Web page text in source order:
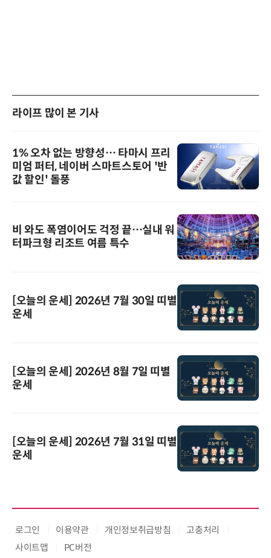
라이프 많이 본 기사
1% 오차 없는 방향성… 타마시 프리
미엄 퍼터, 네이버 스마트스토어 '반
값 할인' 돌풍
비 와도 폭염이어도 걱정 끝…실내 워
터파크형 리조트 여름 특수
[오늘의 운세] 2026년 7월 30일 띠별
운세
[오늘의 운세] 2026년 8월 7일 띠별
운세
[오늘의 운세] 2026년 7월 31일 띠별
운세
로그인 이용약관 개인정보취급방침
고충처리
사이트맵
PC버전